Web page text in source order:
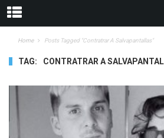
Home Posts Tagged "Contratrar A Salvapantallas"
TAG: CONTRATRAR A